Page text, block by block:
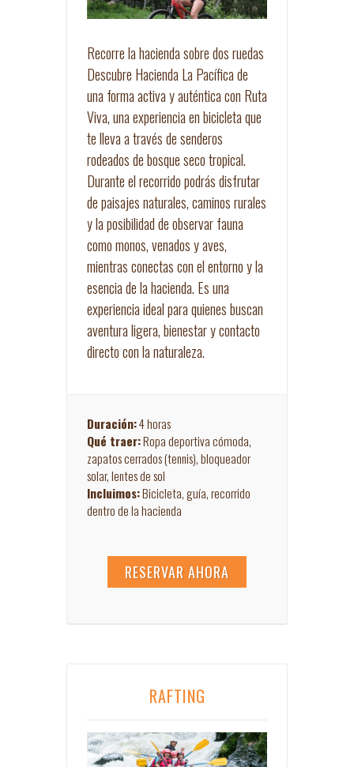
Recorre la hacienda sobre dos ruedas
Descubre Hacienda La Pacífica de
una forma activa y auténtica con Ruta
Viva, una experiencia en bicicleta que
te lleva a través de senderos
rodeados de bosque seco tropical.
Durante el recorrido podrás disfrutar
de paisajes naturales, caminos rurales
y la posibilidad de observar fauna
como monos, venados y aves,
mientras conectas con el entorno y la
esencia de la hacienda. Es una
experiencia ideal para quienes buscan
aventura ligera, bienestar y contacto
directo con la naturaleza.
Duración:4 horas
Qué traer:Ropa deportiva cómoda,
zapatos cerrados (tennis), bloqueador
solar, lentes de sol
Incluimos:Bicicleta, guía, recorrido
dentro de la hacienda
RESERVAR AHORA
RAFTING